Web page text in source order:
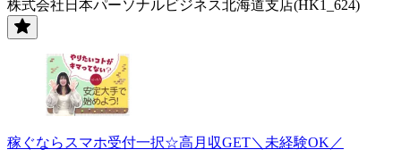
株式会社日本パーソナルビジネス北海道支店(HK1_624)
稼ぐならスマホ受付一択☆高月収GET＼未経験OK／